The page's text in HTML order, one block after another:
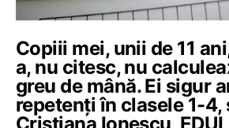
Copiii mei, unii de 11
a, nu citesc, nu
greu de mână. Ei sigur
repetenți în clasele 1-4,